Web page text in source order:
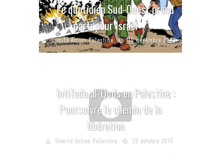
Le quotidien Sud-Ouest prend
parti pour Israël
Comité Action Palestine 19 décembre 2023
Intifada al-Quds en Palestine :
Poursuivre le chemin de la
libération
Comité Action Palestine 29 octobre 2015